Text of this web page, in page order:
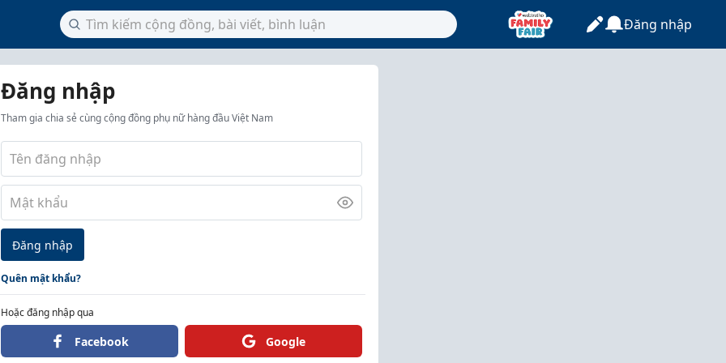
Đăng nhập
Đăng nhập
Tham gia chia sẻ cùng cộng đồng phụ nữ hàng đầu Việt Nam
Đăng nhập
Quên mật khẩu?
Hoặc đăng nhập qua
Facebook Google